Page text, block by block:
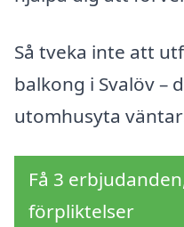
Så tveka inte att
balkong i Svalöv –
utomhusyta
Få 3
förpliktelser